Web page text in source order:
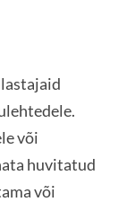
või
huvitatud
või